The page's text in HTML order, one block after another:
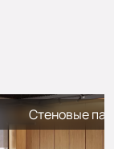
Стеновые